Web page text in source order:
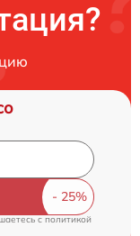
c политикой